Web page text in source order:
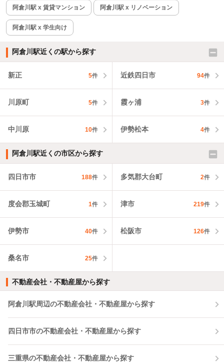
阿倉川駅 x 賃貸マンション 阿倉川駅 x リノベーション
阿倉川駅 x 学生向け
阿倉川駅近くの駅から探す
新正 5件 近鉄四日市 94件
川原町 5件 霞ヶ浦 3件
中川原 10件 伊勢松本 4件
阿倉川駅近くの市区から探す
四日市市 188件 多気郡大台町 2件
度会郡玉城町 1件 津市 219件
伊勢市 40件 松阪市 126件
桑名市 25件
不動産会社・不動産屋から探す
阿倉川駅周辺の不動産会社・不動産屋から探す
四日市市の不動産会社・不動産屋から探す
三重県の不動産会社・不動産屋から探す